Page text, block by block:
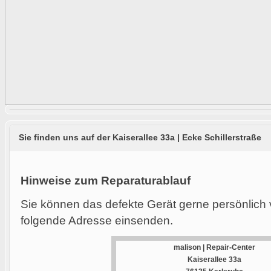
Sie finden uns auf der Kaiserallee 33a | Ecke Schillerstraße
Hinweise zum Reparaturablauf
Sie können das defekte Gerät gerne
folgende Adresse einsenden.
malison | Repair-Center
Kaiserallee 33a